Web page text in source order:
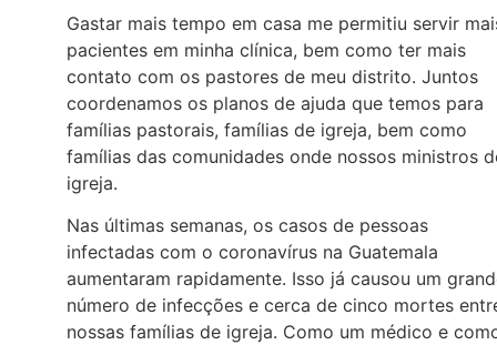
Gastar mais tempo em casa me permitiu servir
pacientes em minha clínica, bem como ter mais
contato com os pastores de meu distrito. Juntos
coordenamos os planos de ajuda que temos para
famílias pastorais, famílias de igreja, bem como
famílias das comunidades onde nossos ministros
igreja.
Nas últimas semanas, os casos de pessoas
infectadas com o coronavírus na Guatemala
aumentaram rapidamente. Isso já causou um
número de infecções e cerca de cinco mortes
nossas famílias de igreja. Como um médico e